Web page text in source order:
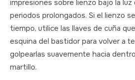
impresiones sobre lienzo bajo la
periodos prolongados. Si el lienzo
tiempo, utilice las llaves de cuña
esquina del bastidor para volver a
golpearlas suavemente hacia
martillo.